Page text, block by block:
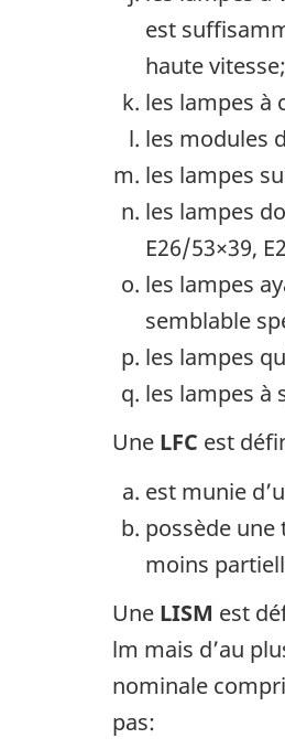
est
haute vitesse;
les lampes à
les modules
les lampes
les lampes
E26/53×39,
les lampes
semblable
les lampes
les lampes à
Une LFC est
est munie
possède une
moins
Une LISM est
lm mais d’au
nominale
pas: